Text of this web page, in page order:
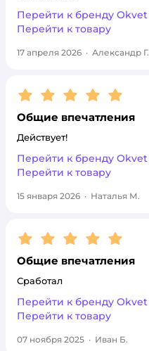
Перейти к бренду Okvet
Перейти к товару
17 апреля 2026 · Александр Г.
Рейтинг:5
Общие впечатления
Действует!
Перейти к бренду Okvet
Перейти к товару
15 января 2026 · Наталья М.
Рейтинг:5
Общие впечатления
Сработал
Перейти к бренду Okvet
Перейти к товару
07 ноября 2025 · Иван Б.